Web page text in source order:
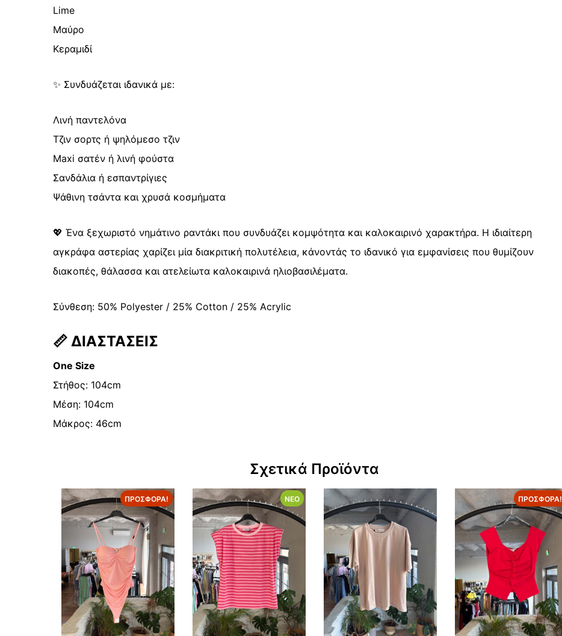
Lime
Μαύρο
Κεραμιδί
✨ Συνδυάζεται ιδανικά με:
Λινή παντελόνα
Τζιν σορτς ή ψηλόμεσο τζιν
Maxi σατέν ή λινή φούστα
Σανδάλια ή εσπαντρίγιες
Ψάθινη τσάντα και χρυσά κοσμήματα
💖 Ένα ξεχωριστό νημάτινο ραντάκι που συνδυάζει κομψότητα και καλοκαιρινό χαρακτήρα. Η ιδιαίτερη
αγκράφα αστερίας χαρίζει μία διακριτική πολυτέλεια, κάνοντάς το ιδανικό για εμφανίσεις που θυμίζουν
διακοπές, θάλασσα και ατελείωτα καλοκαιρινά ηλιοβασιλέματα.
Σύνθεση: 50% Polyester / 25% Cotton / 25% Acrylic
📏 ΔΙΑΣΤΑΣΕΙΣ
One Size
Στήθος: 104cm
Μέση: 104cm
Μάκρος: 46cm
Σχετικά Προϊόντα
ΠΡΟΣΦΟΡΆ! ΝΈΟ ΠΡΟΣΦΟΡΆ!